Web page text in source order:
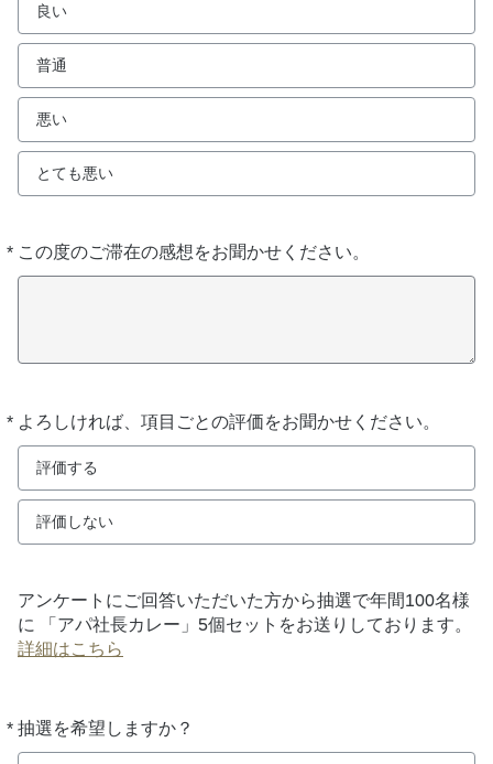
良い
普通
悪い
とても悪い
* この度のご滞在の感想をお聞かせください。
必
須
* よろしければ、項目ごとの評価をお聞かせください。
必
須
評価する
評価しない
アンケートにご回答いただいた方から抽選で年間100名様
に 「アパ社長カレー」5個セットをお送りしております。
詳細はこちら
* 抽選を希望しますか？
必
須